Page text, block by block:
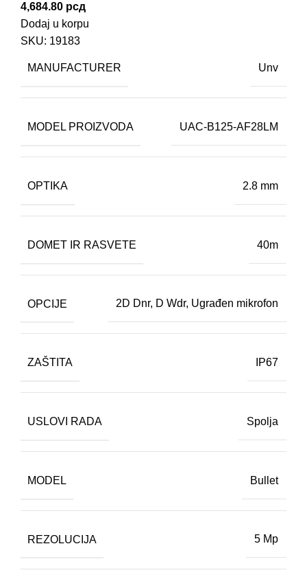
4,684.80 рсд
Dodaj u korpu
SKU: 19183
MANUFACTURER Unv
MODEL PROIZVODA UAC-B125-AF28LM
OPTIKA 2.8 mm
DOMET IR RASVETE 40m
OPCIJE 2D Dnr, D Wdr, Ugrađen mikrofon
ZAŠTITA IP67
USLOVI RADA Spolja
MODEL Bullet
REZOLUCIJA 5 Mp